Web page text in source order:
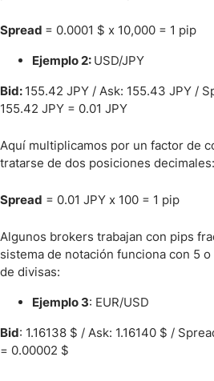
Spread = 0.0001 $ x 10,000 = 1 pip
Ejemplo 2: USD/JPY
Bid: 155.42 JPY / Ask: 155.43 JPY /
155.42 JPY = 0.01 JPY
Aquí multiplicamos por un factor de
tratarse de dos posiciones decimales:
Spread = 0.01 JPY x 100 = 1 pip
Algunos brokers trabajan con pips
sistema de notación funciona con 5
de divisas:
Ejemplo 3: EUR/USD
Bid: 1.16138 $ / Ask: 1.16140 $ /
= 0.00002 $